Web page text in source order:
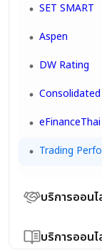
DCA Order,
Banking
วิธีสมัครบริการ
SET SMART
Aspen
DW Rating
eFinanceThai
Trading
บริการออน
โอนหุ้นไปบัญชีอื่น
บริการออน